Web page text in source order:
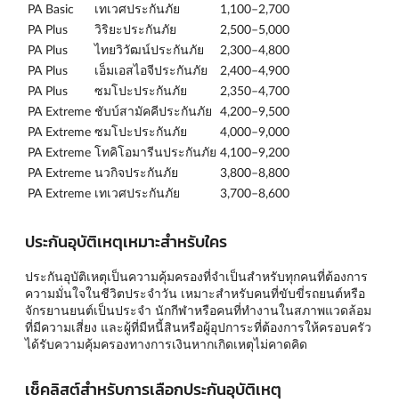
PA Basic
เทเวศประกันภัย
1,100–2,700
PA Plus
วิริยะประกันภัย
2,500–5,000
PA Plus
ไทยวิวัฒน์ประกันภัย
2,300–4,800
PA Plus
เอ็มเอสไอจีประกันภัย
2,400–4,900
PA Plus
ซมโปะประกันภัย
2,350–4,700
PA Extreme ชับบ์สามัคคีประกันภัย 4,200–9,500
PA Extreme ซมโปะประกันภัย
4,000–9,000
PA Extreme โทคิโอมารีนประกันภัย 4,100–9,200
PA Extreme นวกิจประกันภัย
3,800–8,800
PA Extreme เทเวศประกันภัย 3,700–8,600
ประกันอุบัติเหตุเหมาะสำหรับใคร
ประกันอุบัติเหตุเป็นความคุ้มครองที่จำเป็นสำหรับทุกคนที่ต้องการ
ความมั่นใจในชีวิตประจำวัน เหมาะสำหรับคนที่ขับขี่รถยนต์หรือ
จักรยานยนต์เป็นประจำ นักกีฬาหรือคนที่ทำงานในสภาพแวดล้อม
ที่มีความเสี่ยง และผู้ที่มีหนี้สินหรือผู้อุปการะที่ต้องการให้ครอบครัว
ได้รับความคุ้มครองทางการเงินหากเกิดเหตุไม่คาดคิด
เช็คลิสต์สำหรับการเลือกประกันอุบัติเหตุ